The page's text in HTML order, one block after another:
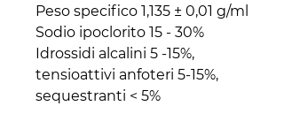
Peso specifico 1,135 ± 0,01 g/ml
Sodio ipoclorito 15 - 30%
Idrossidi alcalini 5 -15%,
tensioattivi anfoteri 5-15%,
sequestranti < 5%